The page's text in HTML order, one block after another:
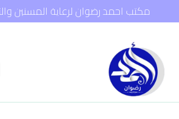
مكتب احمد رضوان لرعاية المسنين